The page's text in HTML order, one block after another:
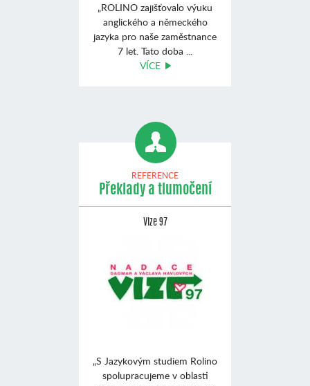
„ROLINO zajišťovalo výuku
anglického a německého
jazyka pro naše zaměstnance
7 let. Tato doba ...
VÍCE
REFERENCE
Překlady a tlumočení
Vize 97
„S Jazykovým studiem Rolino
spolupracujeme v oblasti